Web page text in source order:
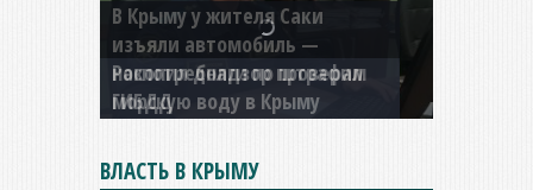
В Крыму у жителя Саки
изъяли автомобиль —
накопил долги по штрафам
ГИБДД
ВЛАСТЬ В КРЫМУ